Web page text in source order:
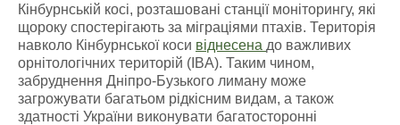
Кінбурнській косі, розташовані станції моніторингу, які
щороку спостерігають за міграціями птахів. Територія
навколо Кінбурнської коси віднесена до важливих
орнітологічних територій (IBA). Таким чином,
забруднення Дніпро-Бузького лиману може
загрожувати багатьом рідкісним видам, а також
здатності України виконувати багатосторонні